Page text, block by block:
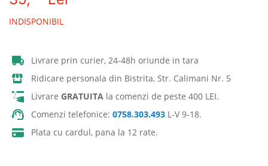
INDISPONIBIL
Livrare prin curier, 24-48h oriunde in tara
Ridicare personala din Bistrita, Str. Calimani Nr. 5
Livrare GRATUITA la comenzi de peste 400 LEI.
Comenzi telefonice: 0758.303.493 L-V 9-18.
Plata cu cardul, pana la 12 rate.